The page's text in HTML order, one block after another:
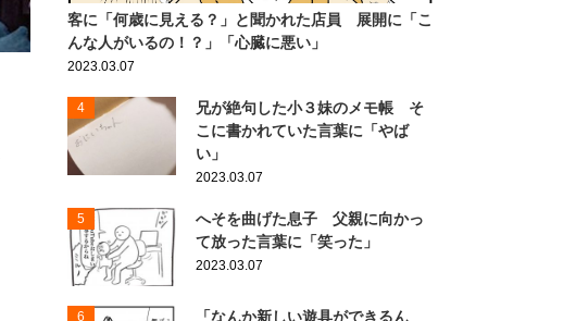
客に「何歳に見える？」と聞かれた店員 展開に「こ
んな人がいるの！？」「心臓に悪い」
2023.03.07
4
兄が絶句した小３妹のメモ帳 そ
こに書かれていた言葉に「やば
い」
2023.03.07
5
へそを曲げた息子 父親に向かっ
て放った言葉に「笑った」
2023.03.07
6
「なんか新しい遊具ができるん